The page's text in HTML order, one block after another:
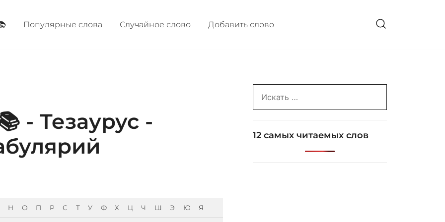
Популярные cлова Случайное слово Добавить слово
- Тезаурус -
Н О П Р С Т У Ф Х Ц Ч Ш Э Ю Я
for:
12 самых читаемых слов